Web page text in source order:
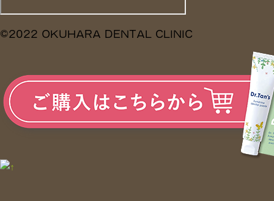
©2022 OKUHARA DENTAL CLINIC